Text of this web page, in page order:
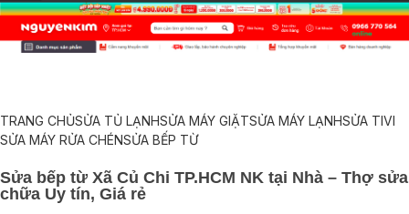
TRANG CHỦSỬA TỦ LẠNHSỬA MÁY GIẶTSỬA MÁY LẠNHSỬA TIVI
SỬA MÁY RỬA CHÉNSỬA BẾP TỪ
Sửa bếp từ Xã Củ Chi TP.HCM NK tại Nhà – Thợ sửa
chữa Uy tín, Giá rẻ